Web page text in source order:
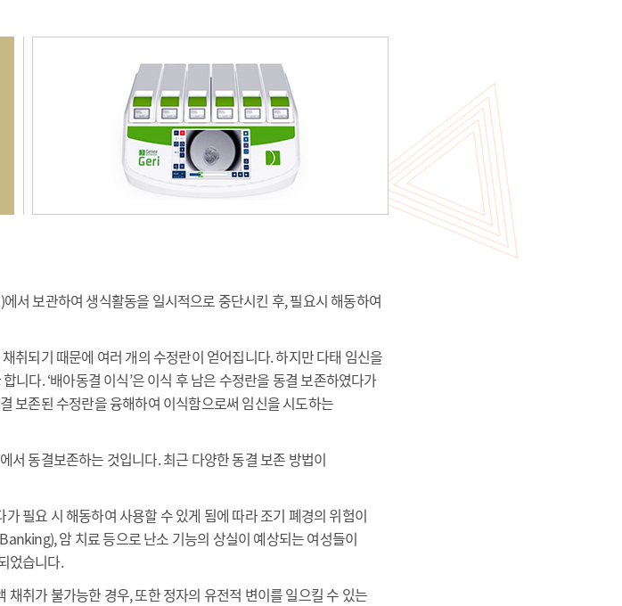
서 보관하여 생식활동을 일시적으로 중단시킨 후, 필요시 해동하여
취되기 때문에 여러 개의 수정란이 얻어집니다. 하지만 다태 임신을
다. ‘배아동결 이식’은 이식 후 남은 수정란을 동결 보존하였다가
보존된 수정란을 융해하여 이식함으로써 임신을 시도하는
서 동결보존하는 것입니다. 최근 다양한 동결 보존 방법이
필요 시 해동하여 사용할 수 있게 됨에 따라 조기 폐경의 위험이
암 치료 등으로 난소 기능의 상실이 예상되는 여성들이
었습니다.
취가 불가능한 경우, 또한 정자의 유전적 변이를 일으킬 수 있는